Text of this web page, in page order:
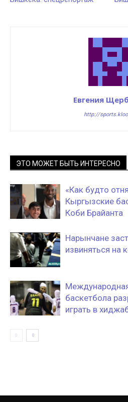
Евгения
http://
ЭТО МОЖЕТ БЫТЬ ИНТЕРЕСНО
«Как будто
Кыргызские
Коби Брайанта
Нарынчане
извиняться на
баскетбола
играть в